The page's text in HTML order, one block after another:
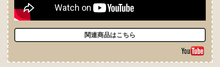
関連商品はこちら